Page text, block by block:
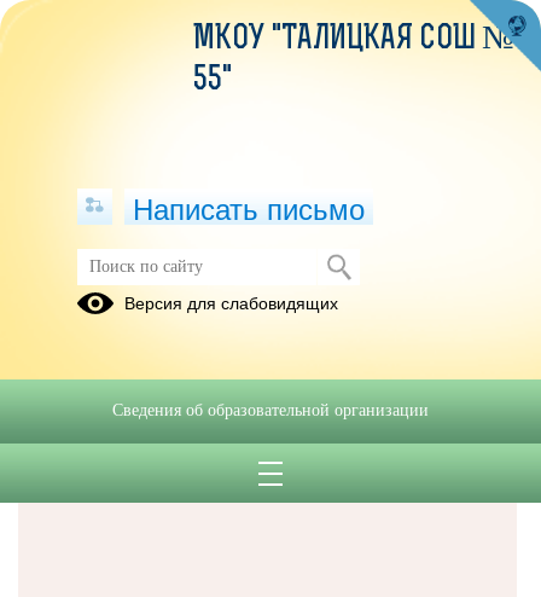
МКОУ "ТАЛИЦКАЯ СОШ №
55"
Написать письмо
Версия для слабовидящих
Сведения об образовательной организации